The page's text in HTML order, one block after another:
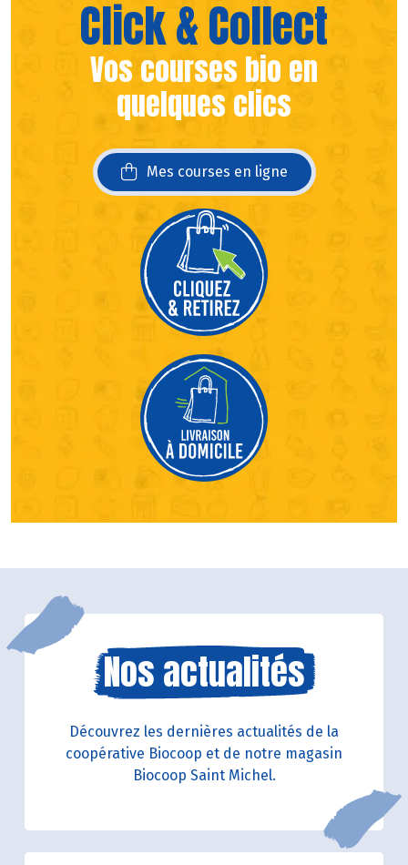
Click & Collect
Vos courses bio en
quelques clics
Mes courses en ligne
Nos actualités
Découvrez les dernières actualités de la
coopérative Biocoop et de notre magasin
Biocoop Saint Michel.